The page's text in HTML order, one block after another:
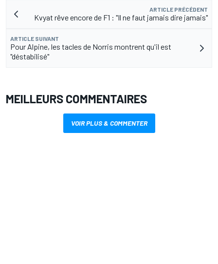
ARTICLE PRÉCÉDENT
Kvyat rêve encore de F1 : "Il ne faut jamais dire jamais"
ARTICLE SUIVANT
Pour Alpine, les tacles de Norris montrent qu'il est
"déstabilisé"
MEILLEURS COMMENTAIRES
VOIR PLUS & COMMENTER